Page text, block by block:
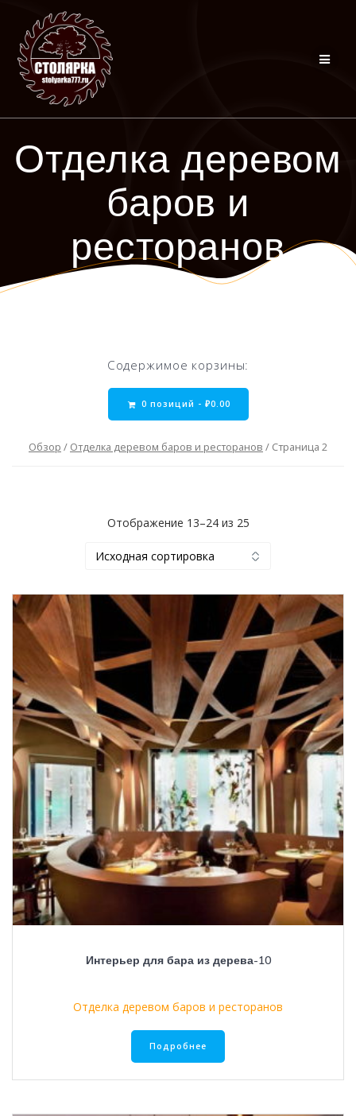
Отделка деревом
баров и
ресторанов
Содержимое корзины:
0 позиций - ₽0.00
Обзор / Отделка деревом баров и ресторанов / Страница 2
Отображение 13–24 из 25
Интерьер для бара из дерева-10
Отделка деревом баров и ресторанов
Подробнее